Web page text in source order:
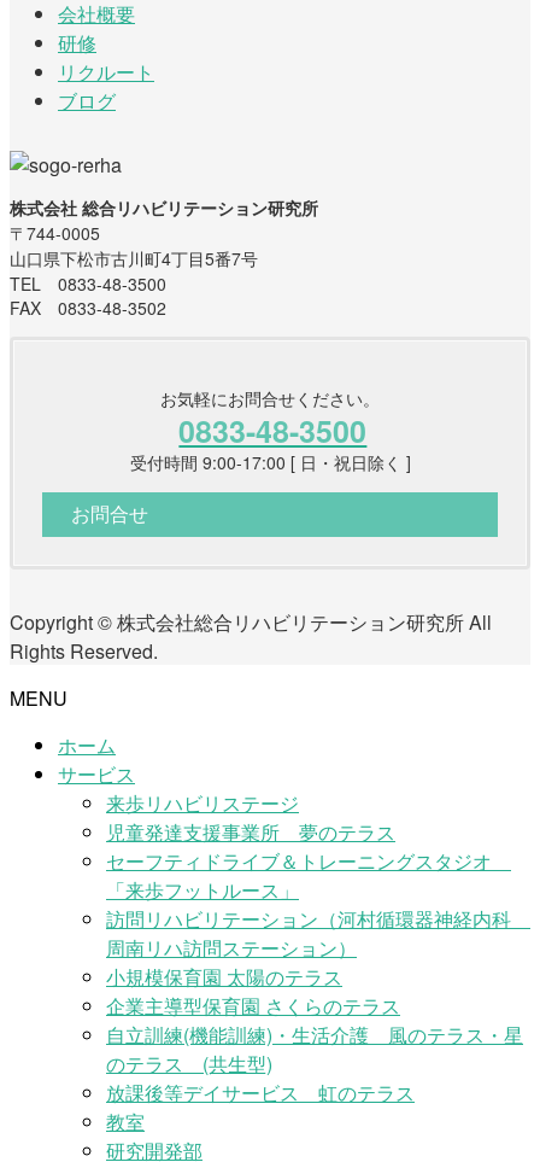
会社概要
研修
リクルート
ブログ
株式会社 総合リハビリテーション研究所
〒744-0005
山口県下松市古川町4丁目5番7号
TEL 0833-48-3500
FAX 0833-48-3502
お気軽にお問合せください。
0833-48-3500
受付時間 9:00-17:00 [ 日・祝日除く ]
お問合せ
Copyright © 株式会社総合リハビリテーション研究所 All
Rights Reserved.
MENU
ホーム
サービス
来歩リハビリステージ
児童発達支援事業所 夢のテラス
セーフティドライブ＆トレーニングスタジオ
「来歩フットルース」
訪問リハビリテーション（河村循環器神経内科
周南リハ訪問ステーション）
小規模保育園 太陽のテラス
企業主導型保育園 さくらのテラス
自立訓練(機能訓練)・生活介護 風のテラス・星
のテラス (共生型)
放課後等デイサービス 虹のテラス
教室
研究開発部